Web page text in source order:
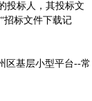
投标人，其投标文
招标文件下载记
区基层小型平台--常